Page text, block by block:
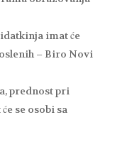
imat će
– Biro Novi
prednost pri
se osobi sa